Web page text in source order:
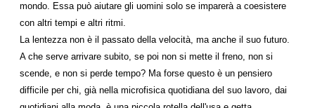
mondo. Essa può aiutare gli uomini solo se imparerà a coesistere
con altri tempi e altri ritmi.
La lentezza non è il passato della velocità, ma anche il suo futuro.
A che serve arrivare subito, se poi non si met­te il freno, non si
scende, e non si perde tempo? Ma forse questo è un pensiero
difficile per chi, già nella microfisica quotidiana del suo lavoro, dai